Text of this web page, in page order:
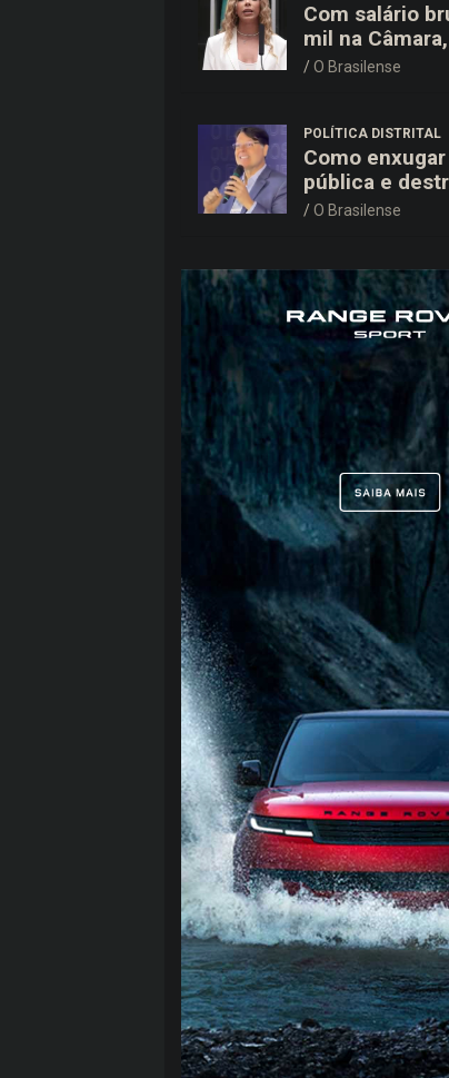
Com salário
mil na
declara
O Brasilense
POLÍTICA DISTRITAL
Como
pública e
para a saúde e
O Brasilense